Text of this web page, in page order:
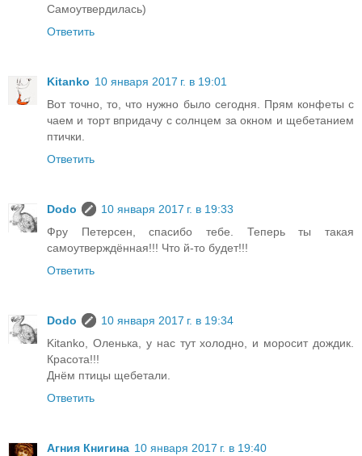
Самоутвердилась)
Ответить
Kitanko 10 января 2017 г. в 19:01
Вот точно, то, что нужно было сегодня. Прям конфеты с
чаем и торт впридачу с солнцем за окном и щебетанием
птички.
Ответить
Dodo
10 января 2017 г. в 19:33
Фру Петерсен, спасибо тебе. Теперь ты такая
самоутверждённая!!! Что й-то будет!!!
Ответить
Dodo
10 января 2017 г. в 19:34
Kitanko, Оленька, у нас тут холодно, и моросит дождик.
Красота!!!
Днём птицы щебетали.
Ответить
Агния Книгина 10 января 2017 г. в 19:40